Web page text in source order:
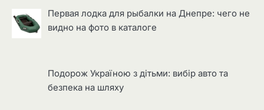
Первая лодка для рыбалки на Днепре: чего не
видно на фото в каталоге
Подорож Україною з дітьми: вибір авто та
безпека на шляху